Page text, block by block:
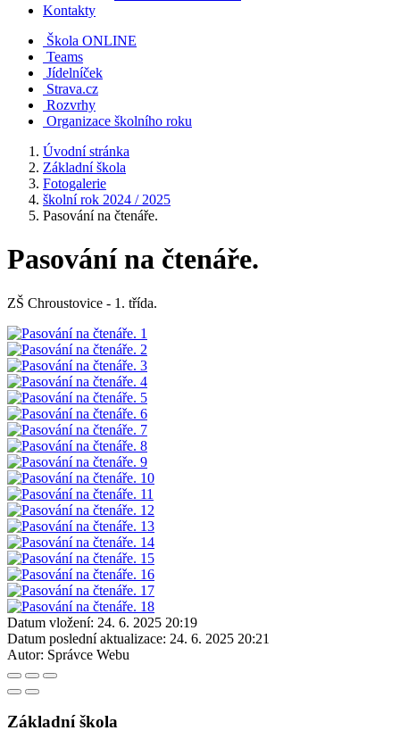
Kontakty
Škola ONLINE
Teams
Jídelníček
Strava.cz
Rozvrhy
Organizace školního roku
Úvodní stránka
Základní škola
Fotogalerie
školní rok 2024 / 2025
Pasování na čtenáře.
Pasování na čtenáře.
ZŠ Chroustovice - 1. třída.
Datum vložení: 24. 6. 2025 20:19
Datum poslední aktualizace: 24. 6. 2025 20:21
Autor: Správce Webu
Základní škola